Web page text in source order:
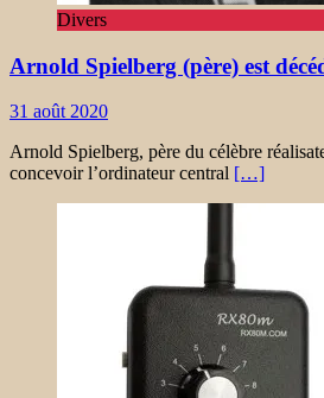
Divers
Arnold Spielberg (père) est
31 août 2020
Arnold Spielberg, père du célèbre
concevoir l’ordinateur central […]